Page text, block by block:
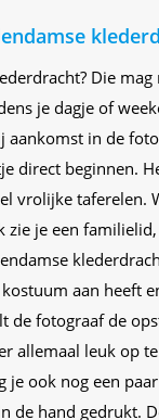
Die
je dagje of
aankomst in de
direct beginnen.
vrolijke taferelen.
zie je een
aan heeft
de fotograaf de
allemaal leuk op
je ook nog een
de hand gedrukt.